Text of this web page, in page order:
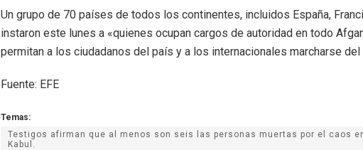
Un grupo de 70 países de todos los continentes, incluidos España,
instaron este lunes a «quienes ocupan cargos de autoridad en todo
permitan a los ciudadanos del país y a los internacionales marcharse
Fuente: EFE
Temas:
Testigos afirman que al menos son seis las personas muertas por el caos
Kabul.